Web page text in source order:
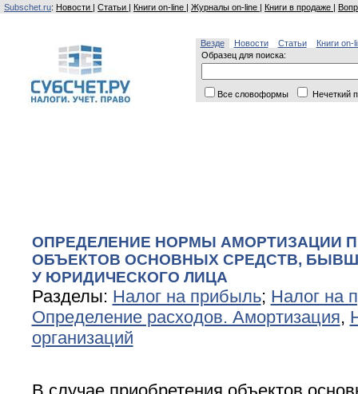
Subschet.ru: Новости | Статьи | Книги on-line | Журналы on-line | Книги в продаже |
Везде Новости Статьи
Книги on-
Образец для поиска:
Все словоформы Нечеткий
ОПРЕДЕЛЕНИЕ НОРМЫ АМОРТИЗАЦИИ
ОБЪЕКТОВ ОСНОВНЫХ СРЕДСТВ,
У ЮРИДИЧЕСКОГО ЛИЦА
Разделы: Налог на прибыль; Налог на
Определение расходов. Амортизация,
организаций